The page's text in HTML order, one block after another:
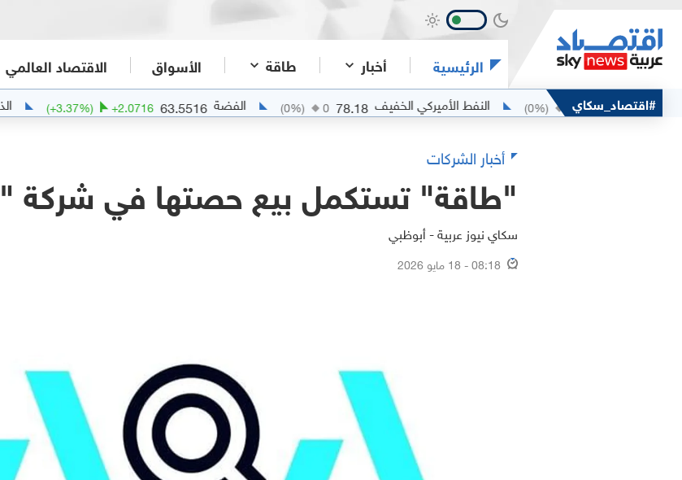
الرئيسية أخبار طاقة الأسواق الاقتصاد العالمي
#اقتصاد_سكاي
80.25
0
(0 %) النفط الأميركي الخفيف 78.18
0
(0%) الفضة 63.5516
+2.0716
(+3.37%) الذهب
أخبار الشركات
"طاقة" تستكمل بيع حصتها في شركة
سكاي نيوز عربية - أبوظبي
08:18 - 18 مايو 2026